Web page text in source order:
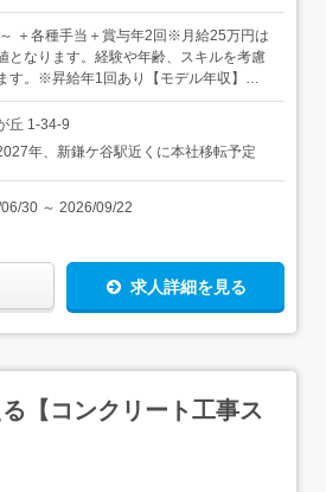
売住宅の買い手が決まっていない段階で
客様対応などはありません。★「家を見
ンテリアや部屋のレイアウトを考えるの
全員未経験からのスタートです。営業
他の職種のスタッフと関わることも多く
テランの落ち着き」両方が融合したバラ
が特徴です。
も歓迎します！
＋各種手当＋賞与年2回※月給25万円は
となります。経験や年齢、スキルを考慮
す。※昇給年1回あり【モデル年収】年
／入社1年年収530万円／26歳／入社3年
歳／入社4年≪管理職≫年収890万円／36
31歳
丘 1-34-9
年、新鎌ケ谷駅近くに本社移転予定
30 ～ 2026/09/22
求人詳細を見る
【コンクリート工事ス